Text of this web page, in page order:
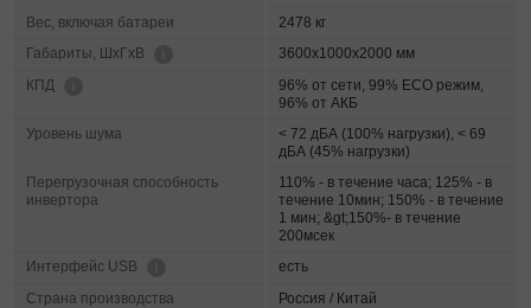
Вес, включая батареи
2478 кг
Габариты, ШхГхВ
3600х1000х2000 мм
КПД
96% от сети, 99% ECO режим,
96% от АКБ
Уровень шума
< 72 дБА (100% нагрузки), < 69
дБА (45% нагрузки)
Перегрузочная способность
инвертора
110% - в течение часа; 125% - в
течение 10мин; 150% - в течение
1 мин; &gt;150%- в течение
200мсек
Интерфейс USB
есть
Страна производства
Россия / Китай